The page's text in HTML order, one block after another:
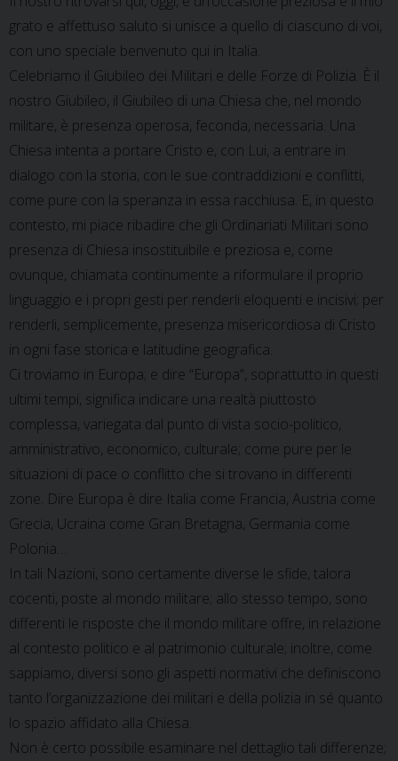
grato e affettuso saluto si unisce a quello di ciascuno di voi,
con uno speciale benvenuto qui in Italia.
Celebriamo il Giubileo dei Militari e delle Forze di Polizia. È il
nostro Giubileo, il Giubileo di una Chiesa che, nel mondo
militare, è presenza operosa, feconda, necessaria. Una
Chiesa intenta a portare Cristo e, con Lui, a entrare in
dialogo con la storia, con le sue contraddizioni e conflitti,
come pure con la speranza in essa racchiusa. E, in questo
contesto, mi piace ribadire che gli Ordinariati Militari sono
presenza di Chiesa insostituibile e preziosa e, come
ovunque, chiamata continumente a riformulare il proprio
linguaggio e i propri gesti per renderli eloquenti e incisivi; per
renderli, semplicemente, presenza misericordiosa di Cristo
in ogni fase storica e latitudine geografica.
Ci troviamo in Europa; e dire “Europa”, soprattutto in questi
ultimi tempi, significa indicare una realtà piuttosto
complessa, variegata dal punto di vista socio-politico,
amministrativo, economico, culturale; come pure per le
situazioni di pace o conflitto che si trovano in differenti
zone. Dire Europa è dire Italia come Francia, Austria come
Grecia, Ucraina come Gran Bretagna, Germania come
Polonia…
In tali Nazioni, sono certamente diverse le sfide, talora
cocenti, poste al mondo militare; allo stesso tempo, sono
differenti le risposte che il mondo militare offre, in relazione
al contesto politico e al patrimonio culturale; inoltre, come
sappiamo, diversi sono gli aspetti normativi che definiscono
tanto l’organizzazione dei militari e della polizia in sé quanto
lo spazio affidato alla Chiesa.
Non è certo possibile esaminare nel dettaglio tali differenze;